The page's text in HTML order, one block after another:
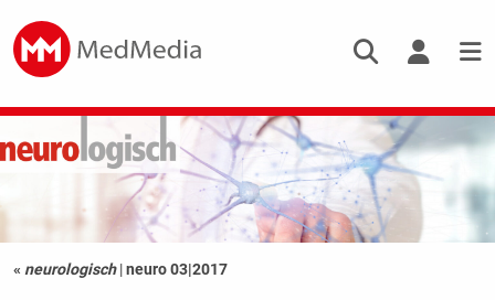
« neurologisch |neuro 03|2017